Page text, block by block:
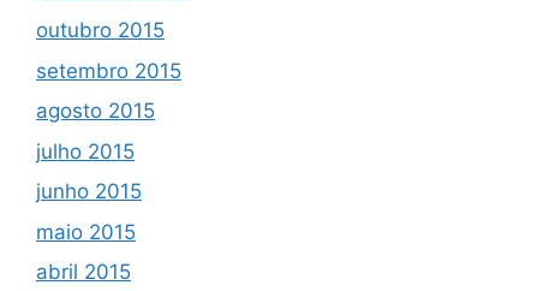
outubro 2015
setembro 2015
agosto 2015
julho 2015
junho 2015
maio 2015
abril 2015